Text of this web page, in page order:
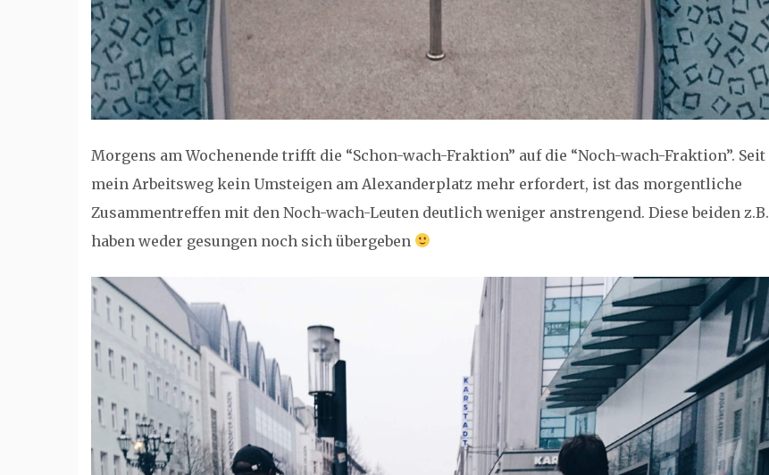
Morgens am Wochenende trifft die “Schon-wach-Fraktion” auf die “Noch-wach-Fraktion”. Seit
mein Arbeitsweg kein Umsteigen am Alexanderplatz mehr erfordert, ist das morgentliche
Zusammentreffen mit den Noch-wach-Leuten deutlich weniger anstrengend. Diese beiden z.B.
haben weder gesungen noch sich übergeben